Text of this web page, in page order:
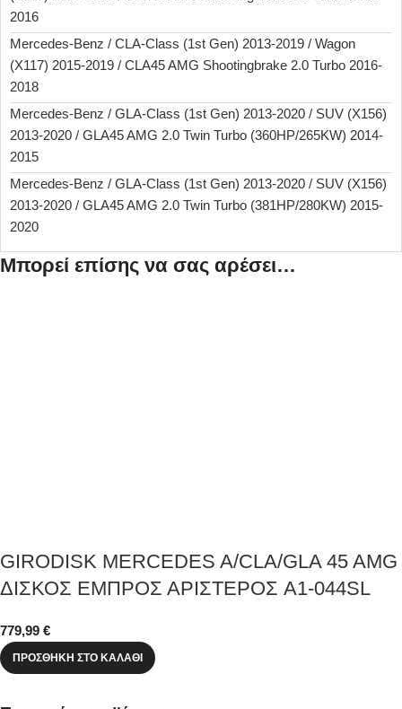
2016
Mercedes-Benz / CLA-Class (1st Gen) 2013-2019 / Wagon
(X117) 2015-2019 / CLA45 AMG Shootingbrake 2.0 Turbo 2016-
2018
Mercedes-Benz / GLA-Class (1st Gen) 2013-2020 / SUV (X156)
2013-2020 / GLA45 AMG 2.0 Twin Turbo (360HP/265KW) 2014-
2015
Mercedes-Benz / GLA-Class (1st Gen) 2013-2020 / SUV (X156)
2013-2020 / GLA45 AMG 2.0 Twin Turbo (381HP/280KW) 2015-
2020
Μπορεί επίσης να σας αρέσει…
GIRODISK MERCEDES A/CLA/GLA 45 AMG
ΔΙΣΚΟΣ ΕΜΠΡΟΣ ΑΡΙΣΤΕΡΟΣ A1-044SL
779,99 €
ΠΡΟΣΘΉΚΗ ΣΤΟ ΚΑΛΆΘΙ